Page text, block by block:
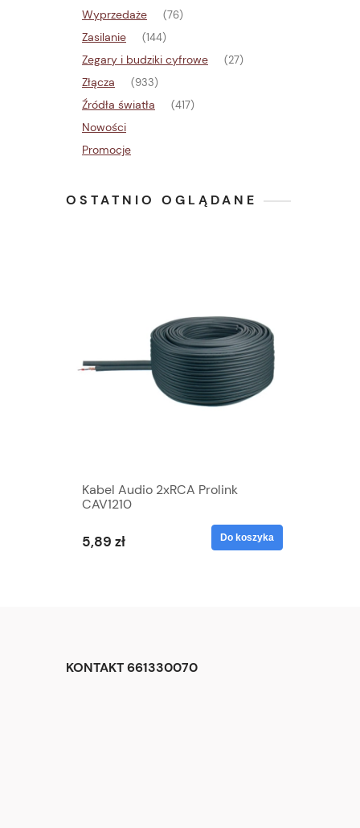
Wyprzedaże (76)
Zasilanie (144)
Zegary i budziki cyfrowe (27)
Złącza (933)
Źródła światła (417)
Nowości
Promocje
OSTATNIO OGLĄDANE
Kabel Audio 2xRCA Prolink
CAV1210
5,89 zł Do koszyka
KONTAKT 661330070